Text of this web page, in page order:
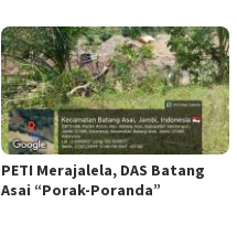
PETI Merajalela, DAS Batang
Asai “Porak-Poranda”